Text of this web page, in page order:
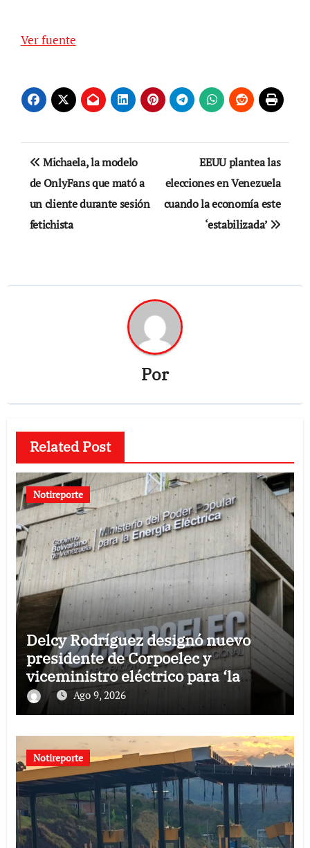
Ver fuente
Navegación
de
entradas
Michaela, la modelo
de OnlyFans que mató a
un cliente durante sesión
fetichista
EEUU plantea las
elecciones en Venezuela
cuando la economía este
‘estabilizada’
Por
Related Post
Notireporte
Delcy Rodríguez designó nuevo
presidente de Corpoelec y
viceministro eléctrico para ‘la
recuperación del servicio’
Ago 9, 2026
Notireporte